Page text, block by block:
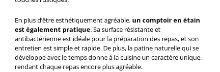
En plus d’être esthétiquement agréable, un comptoir en étain
est également pratique. Sa surface résistante et
antibactérienne est idéale pour la préparation des repas, et son
entretien est simple et rapide. De plus, la patine naturelle qui se
développe avec le temps donne à la cuisine un caractère unique,
rendant chaque repas encore plus agréable.